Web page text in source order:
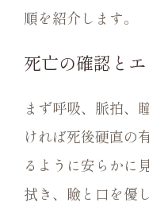
順を紹介します。
死亡の確認と
まず呼吸、脈拍、
ければ死後硬直の
るように安らかに
拭き、瞼と口を優